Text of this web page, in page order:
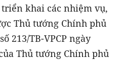
khai các nhiệm vụ,
Thủ tướng Chính phủ
213/TB-VPCP ngày
Thủ tướng Chính phủ